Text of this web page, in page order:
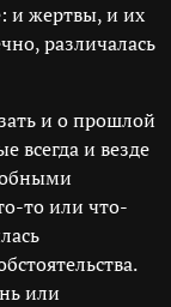
и жертвы, и их
различалась
и о прошлой
и везде
то или что-
или